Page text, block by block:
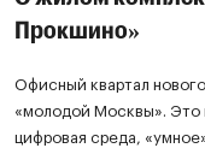
Прокшино»
Офисный квартал
«молодой Москвы». Это
цифровая среда,